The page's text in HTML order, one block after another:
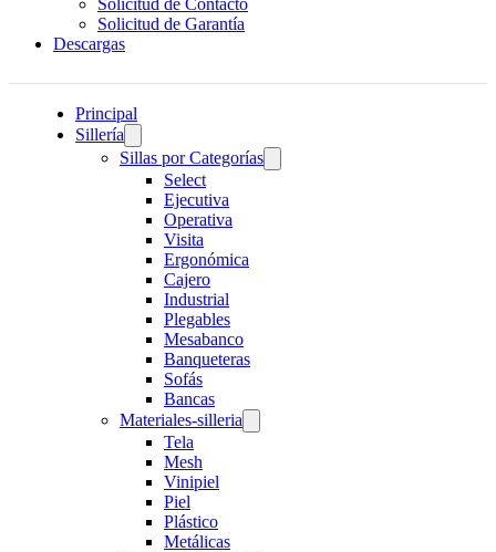
Solicitud de Contacto
Solicitud de Garantía
Descargas
Principal
Sillería
Sillas por Categorías
Select
Ejecutiva
Operativa
Visita
Ergonómica
Cajero
Industrial
Plegables
Mesabanco
Banqueteras
Sofás
Bancas
Materiales-silleria
Tela
Mesh
Vinipiel
Piel
Plástico
Metálicas